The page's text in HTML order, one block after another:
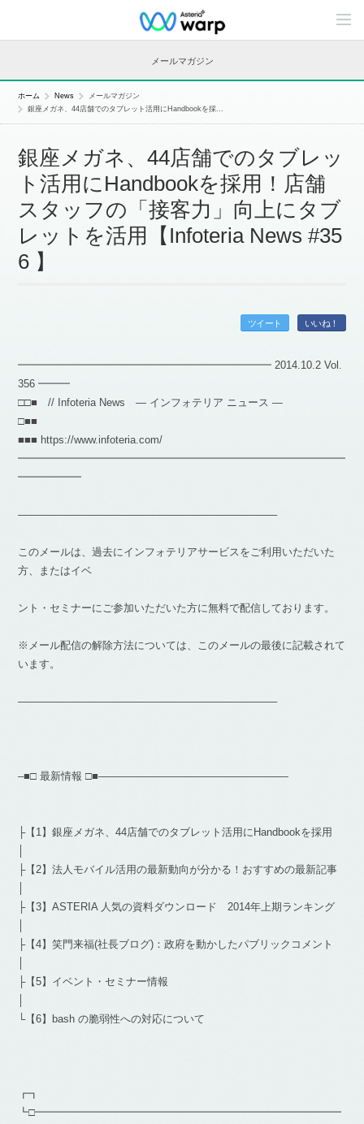
C
n
n
メールマガジン
ホーム News
メールマガジン
銀座メガネ、44店舗でのタブレット活用にHandbookを採...
銀座メガネ、44店舗でのタブレッ
ト活用にHandbookを採用！店舗
スタッフの「接客力」向上にタブ
レットを活用【Infoteria News #35
6 】
ツイート いいね！
━━━━━━━━━━━━━━━━━━━━━━━━ 2014.10.2 Vol.
356 ━━━
□□■ // Infoteria News — インフォテリア ニュース —
□■■
■■■ https://www.infoteria.com/
━━━━━━━━━━━━━━━━━━━━━━━━━━━━━━━
━━━━━━
————————————————————————–
このメールは、過去にインフォテリアサービスをご利用いただいた
方、またはイベ
ント・セミナーにご参加いただいた方に無料で配信しております。
※メール配信の解除方法については、このメールの最後に記載されて
います。
————————————————————————–
–■□ 最新情報 □■——————————————————
├【1】銀座メガネ、44店舗でのタブレット活用にHandbookを採用
├【2】法人モバイル活用の最新動向が分かる！おすすめの最新記事
├【3】ASTERIA 人気の資料ダウンロード 2014年上期ランキング
├【4】笑門来福(社長ブログ)：政府を動かしたパブリックコメント
├【5】イベント・セミナー情報
└【6】bash の脆弱性への対応について
┏┓
┗□━━━━━━━━━━━━━━━━━━━━━━━━━━━━━